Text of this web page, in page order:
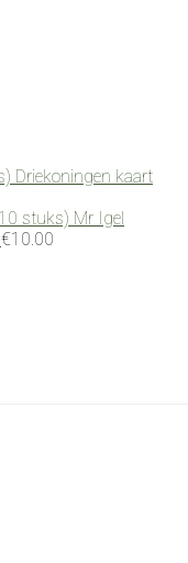
Driekoningen kaart
Mr Igel
€10.00